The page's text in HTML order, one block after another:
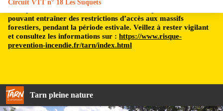
pouvant entraîner des restrictions d’accès aux massifs
forestiers, pendant la période estivale. Veillez à rester vigilant
et consultez les informations sur : https://www.risque-
prevention-incendie.fr/tarn/index.html
Tarn pleine nature
Circuit VTT n° 18 Les Suquets
Point de vue depuis le Suquet - C. Manuel - 2019